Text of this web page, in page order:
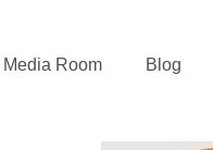
Media Room Blog